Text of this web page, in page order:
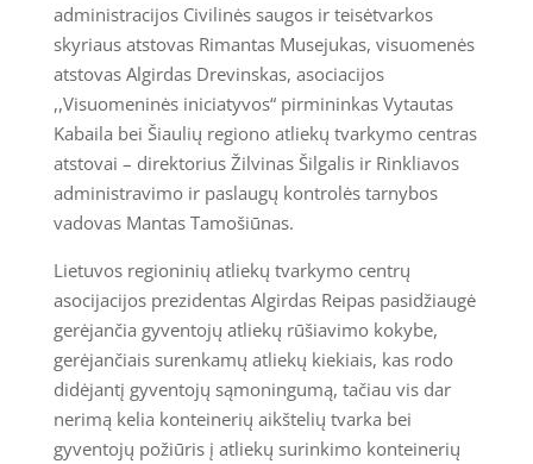
administracijos Civilinės saugos ir teisėtvarkos
skyriaus atstovas Rimantas Musejukas, visuomenės
atstovas Algirdas Drevinskas, asociacijos
,,Visuomeninės iniciatyvos“ pirmininkas Vytautas
Kabaila bei Šiaulių regiono atliekų tvarkymo centras
atstovai – direktorius Žilvinas Šilgalis ir Rinkliavos
administravimo ir paslaugų kontrolės tarnybos
vadovas Mantas Tamošiūnas.
Lietuvos regioninių atliekų tvarkymo centrų
asocijacijos prezidentas Algirdas Reipas pasidžiaugė
gerėjančia gyventojų atliekų rūšiavimo kokybe,
gerėjančiais surenkamų atliekų kiekiais, kas rodo
didėjantį gyventojų sąmoningumą, tačiau vis dar
nerimą kelia konteinerių aikštelių tvarka bei
gyventojų požiūris į atliekų surinkimo konteinerių